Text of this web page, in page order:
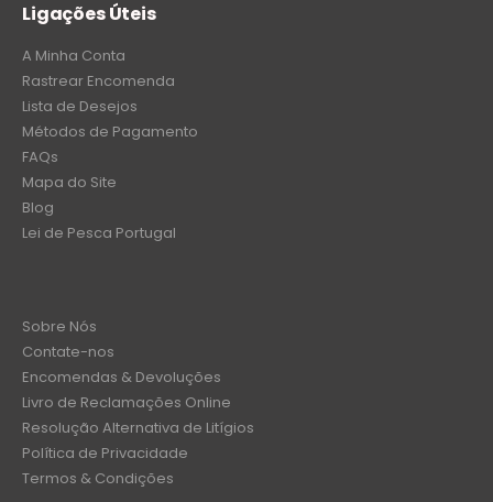
Ligações Úteis
A Minha Conta
Rastrear Encomenda
Lista de Desejos
Métodos de Pagamento
FAQs
Mapa do Site
Blog
Lei de Pesca Portugal
Sobre Nós
Contate-nos
Encomendas & Devoluções
Livro de Reclamações Online
Resolução Alternativa de Litígios
Política de Privacidade
Termos & Condições